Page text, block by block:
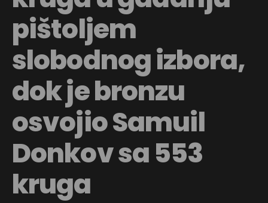
pištoljem
slobodnog izbora,
dok je bronzu
osvojio Samuil
Donkov sa 553
kruga